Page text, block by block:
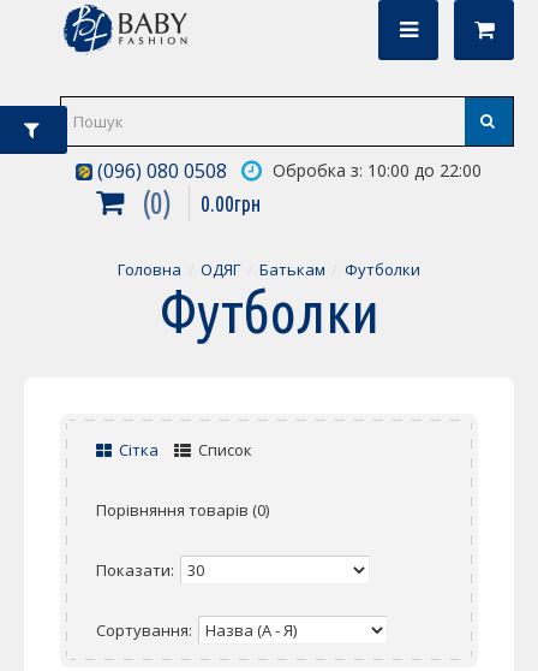
(096) 080 0508 Обробка з: 10:00 до 22:00
0 0.00грн
Головна ОДЯГ Батькам Футболки
Футболки
Сітка Список
Порівняння товарів (0)
Показати:
Сортування: